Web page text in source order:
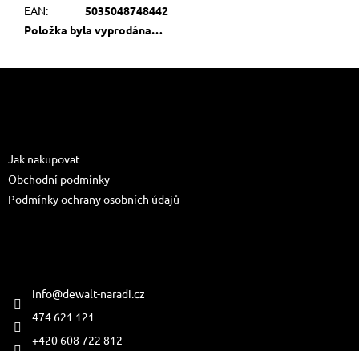
EAN:
5035048748442
Položka byla vyprodána…
Jak nakupovat
Obchodní podmínky
Podmínky ochrany osobních údajů
info@dewalt-naradi.cz
474 621 121
+420 608 722 812